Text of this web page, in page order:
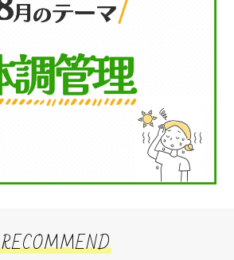
RECOMMEND